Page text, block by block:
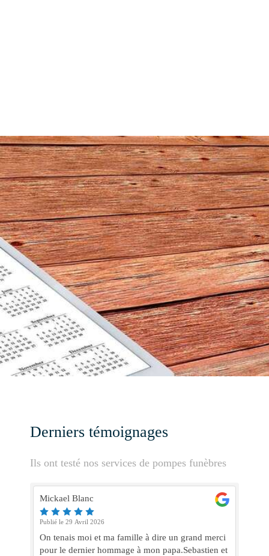
Derniers témoignages
Ils ont testé nos services de pompes funèbres
Mickael Blanc
Publié le 29 Avril 2026
On tenais moi et ma famille à dire un grand merci
pour le dernier hommage à mon papa.Sebastien et